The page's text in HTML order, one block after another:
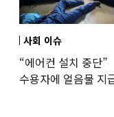
사회 이슈
“에어컨 설치 중단”
수용자에 얼음물 지